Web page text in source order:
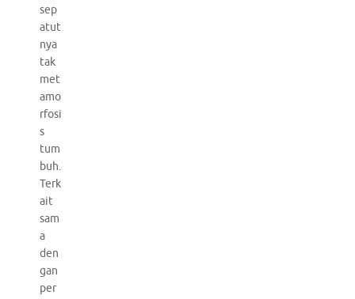
sep
atut
nya
tak
met
amo
rfosi
s
tum
buh.
Terk
ait
sam
a
den
gan
per